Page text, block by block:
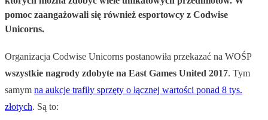
pomoc zaangażowali się również esportowcy z Codwise
Unicorns.
Organizacja Codwise Unicorns postanowiła przekazać na WOŚP
wszystkie nagrody zdobyte na East Games United 2017. Tym
samym na aukcje trafiły sprzęty o łącznej wartości ponad 8 tys.
złotych. Są to: